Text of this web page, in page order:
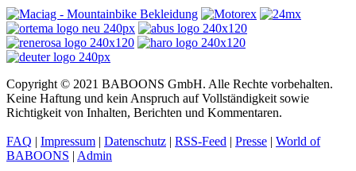
Copyright © 2021 BABOONS GmbH. Alle Rechte vorbehalten.
Keine Haftung und kein Anspruch auf Vollständigkeit sowie
Richtigkeit von Inhalten, Berichten und Kommentaren.
FAQ Impressum Datenschutz RSS-Feed Presse
World of
BABOONS
Admin